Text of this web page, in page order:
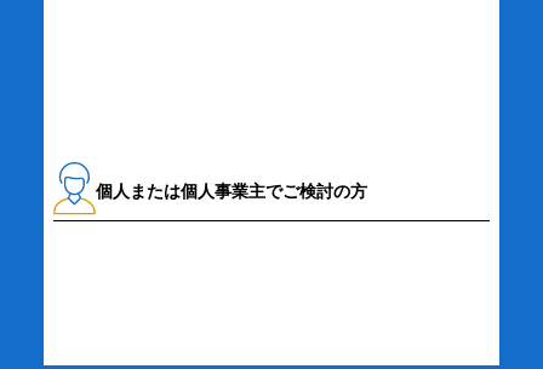
個人または個人事業主でご検討の方